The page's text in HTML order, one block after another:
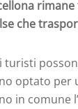
che
turisti
optato per
in comune